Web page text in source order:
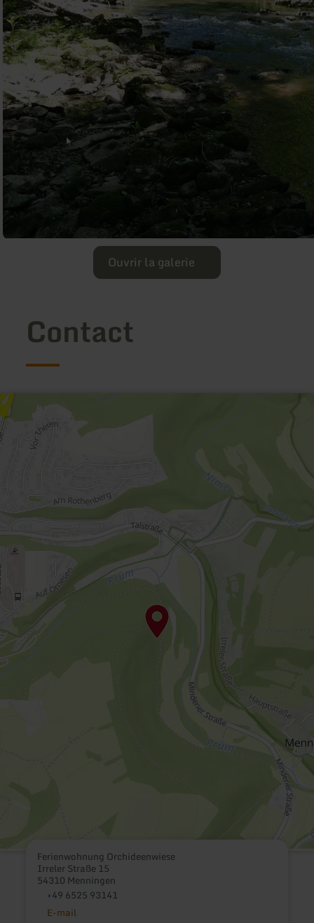
Ouvrir la galerie
Contact
Ferienwohnung Orchideenwiese
Irreler Straße 15
54310 Menningen
+49 6525 93141
E-mail